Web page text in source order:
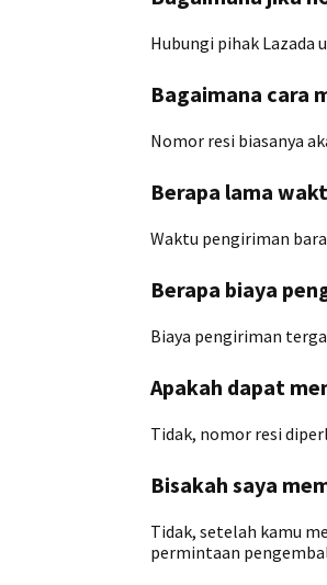
Hubungi pihak
Bagaimana cara
Nomor resi biasanya
Berapa lama
Waktu pengiriman
Berapa biaya
Biaya pengiriman
Apakah dapat
Tidak, nomor resi
Bisakah saya
Tidak, setelah kamu
permintaan